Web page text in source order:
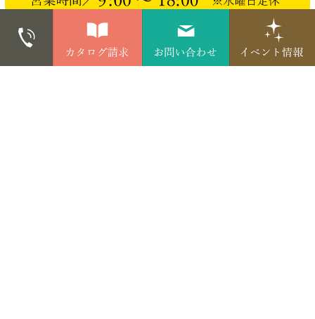
株式会社今井建設
〒660-0052兵庫県尼崎市七松町2-10-10